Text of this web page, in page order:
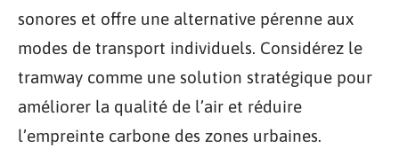
sonores et offre une alternative pérenne aux
modes de transport individuels. Considérez le
tramway comme une solution stratégique pour
améliorer la qualité de l’air et réduire
l’empreinte carbone des zones urbaines.